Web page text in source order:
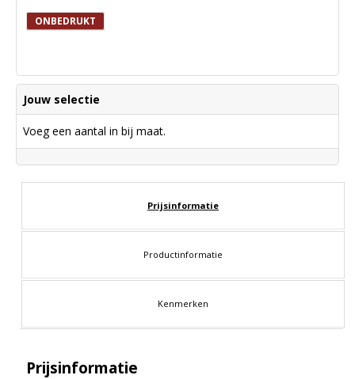
ONBEDRUKT
Jouw selectie
Voeg een aantal in bij maat.
Prijsinformatie
Productinformatie
Kenmerken
Prijsinformatie